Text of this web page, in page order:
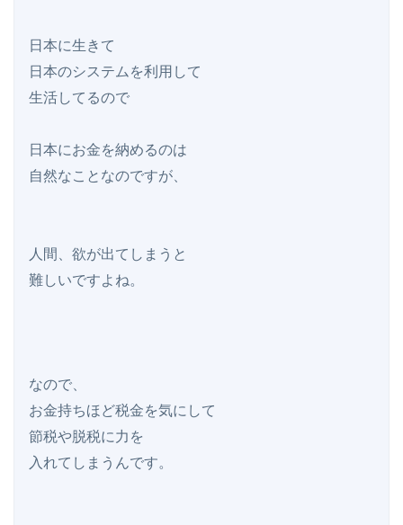
日本に生きて
日本のシステムを利用して
生活してるので
日本にお金を納めるのは
自然なことなのですが、
人間、欲が出てしまうと
難しいですよね。
なので、
お金持ちほど税金を気にして
節税や脱税に力を
入れてしまうんです。